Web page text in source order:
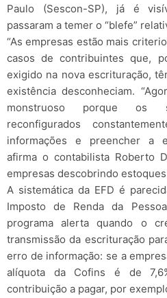
Paulo (Sescon-SP), já é
passaram a temer o “blefe”
“As empresas estão mais
casos de contribuintes que,
exigido na nova escrituração,
existência desconheciam.
monstruoso porque os
reconfigurados
informações e preencher a
afirma o contabilista Roberto
empresas descobrindo
A sistemática da EFD é
Imposto de Renda da
programa alerta quando o
transmissão da escrituração
erro de informação: se a
alíquota da Cofins é de
contribuição a pagar, por